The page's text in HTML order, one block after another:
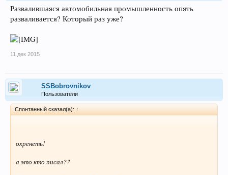
Развалившаяся автомобильная промышленность опять
разваливается? Который раз уже?
11 дек 2015
SSBobrovnikov
Пользователи
Спонтанный сказал(а): ↑
охренеть!
а это кто писал??